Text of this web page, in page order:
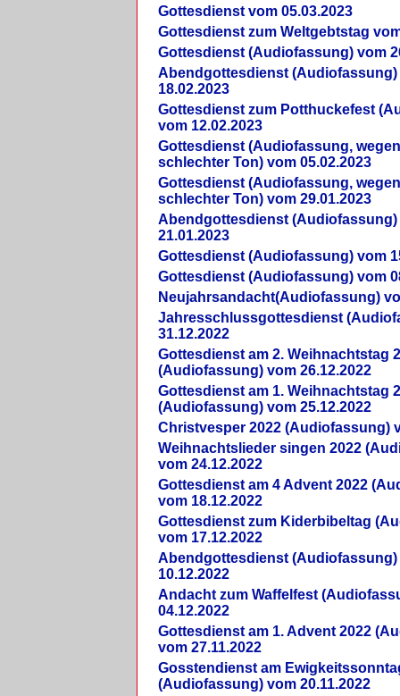
Gottesdienst vom 05.03.2023
Gottesdienst zum Weltgebtstag
Gottesdienst (Audiofassung) vom
Abendgottesdienst (Audiofassung)
18.02.2023
Gottesdienst zum Potthuckefest
vom 12.02.2023
Gottesdienst (Audiofassung,
schlechter Ton) vom 05.02.2023
Gottesdienst (Audiofassung,
schlechter Ton) vom 29.01.2023
Abendgottesdienst (Audiofassung)
21.01.2023
Gottesdienst (Audiofassung) vom
Gottesdienst (Audiofassung) vom
Neujahrsandacht(Audiofassung)
Jahresschlussgottesdienst
31.12.2022
Gottesdienst am 2. Weihnachtstag
(Audiofassung) vom 26.12.2022
Gottesdienst am 1. Weihnachtstag
(Audiofassung) vom 25.12.2022
Christvesper 2022 (Audiofassung)
Weihnachtslieder singen 2022
vom 24.12.2022
Gottesdienst am 4 Advent 2022
vom 18.12.2022
Gottesdienst zum Kiderbibeltag
vom 17.12.2022
Abendgottesdienst (Audiofassung)
10.12.2022
Andacht zum Waffelfest
04.12.2022
Gottesdienst am 1. Advent 2022
vom 27.11.2022
Gosstendienst am
(Audiofassung) vom 20.11.2022